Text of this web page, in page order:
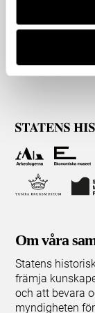
Om våra
Statens
främja
och att bevara
myndigheten